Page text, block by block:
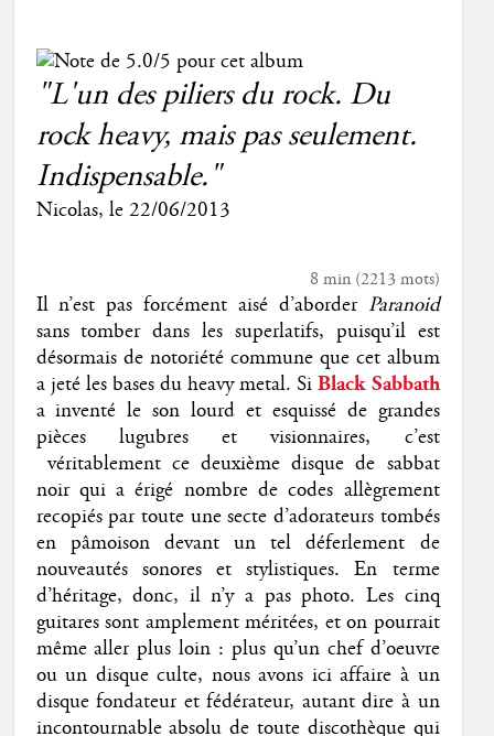
"L'un des piliers du rock. Du
rock heavy, mais pas seulement.
Indispensable."
Nicolas, le 22/06/2013
8 min(2213 mots)
Il n’est pas forcément aisé d’aborder Paranoid
sans tomber dans les superlatifs, puisqu’il est
désormais de notoriété commune que cet album
a jeté les bases du heavy metal. Si Black Sabbath
a inventé le son lourd et esquissé de grandes
pièces lugubres et visionnaires, c’est
véritablement ce deuxième disque de sabbat
noir qui a érigé nombre de codes allègrement
recopiés par toute une secte d’adorateurs tombés
en pâmoison devant un tel déferlement de
nouveautés sonores et stylistiques. En terme
d’héritage, donc, il n’y a pas photo. Les cinq
guitares sont amplement méritées, et on pourrait
même aller plus loin : plus qu’un chef d’oeuvre
ou un disque culte, nous avons ici affaire à un
disque fondateur et fédérateur, autant dire à un
incontournable absolu de toute discothèque qui